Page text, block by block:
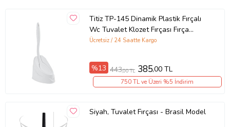
Zambak Plastik Muhafazalı
Tuvalet Klozet Fırça Takımı Karışık
Renk ZP-152 Miktar - Birim - Ebat
- Ağırlık - Ölçü:
Zambak Plastik Muhafazalı Tuvalet Klozet Fırça Takımı Karışık Renk
Zambak Plastik Muhafazalı
Tuvalet Klozet Fırça Takımı Karışık
Titiz TP-145 Dinamik Plastik Fırçalı
Wc Tuvalet Klozet Fırçası Fırça
Takımı - Bej / Gri - 1 Adet
Ücretsiz / 24 Saatte Kargo
%13 443,00 TL 385,00 TL
750 TL ve Üzeri %5 İndirim
Siyah, Tuvalet Fırçası - Brasil Model